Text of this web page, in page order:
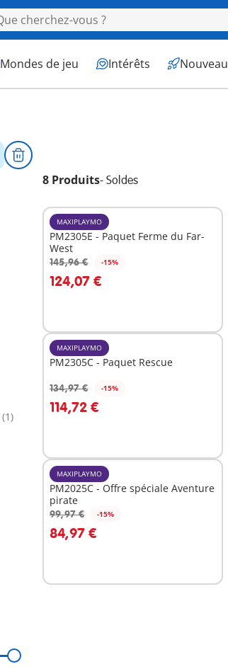
Mondes de jeu Intérêts Nouveau
8 Produits- Soldes
(1)
MAXIPLAYMO
PM2305E - Paquet Ferme du Far-
West
145,96 € -15%
124,07 €
MAXIPLAYMO
PM2305C - Paquet Rescue
134,97 € -15%
114,72 €
MAXIPLAYMO
PM2025C - Offre spéciale Aventure
pirate
99,97 € -15%
84,97 €